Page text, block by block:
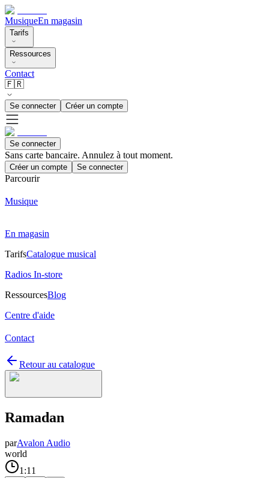
MusiqueEn magasin
Tarifs
Ressources
Contact
🇫🇷
Se connecter Créer un compte
Se connecter
Sans carte bancaire. Annulez à tout moment.
Créer un compte Se connecter
Parcourir
Musique
En magasin
TarifsCatalogue musical
Radios In-store
RessourcesBlog
Centre d'aide
Contact
Retour au catalogue
Ramadan
parAvalon Audio
world
1:11